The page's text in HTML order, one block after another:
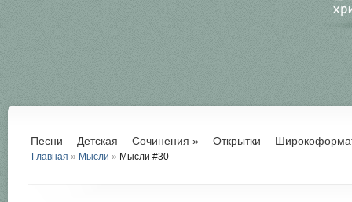
Песни Детская Сочинения » Открытки
Главная » Мысли » Мысли #30